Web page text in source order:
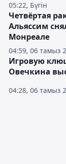
05:22, Бүгін
04:59, 06 тамыз
Четвёртая
Альяссим
Монреале
04:28, 06 тамыз
Игровую
Овечкина